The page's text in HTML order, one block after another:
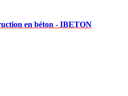
en béton - IBETON